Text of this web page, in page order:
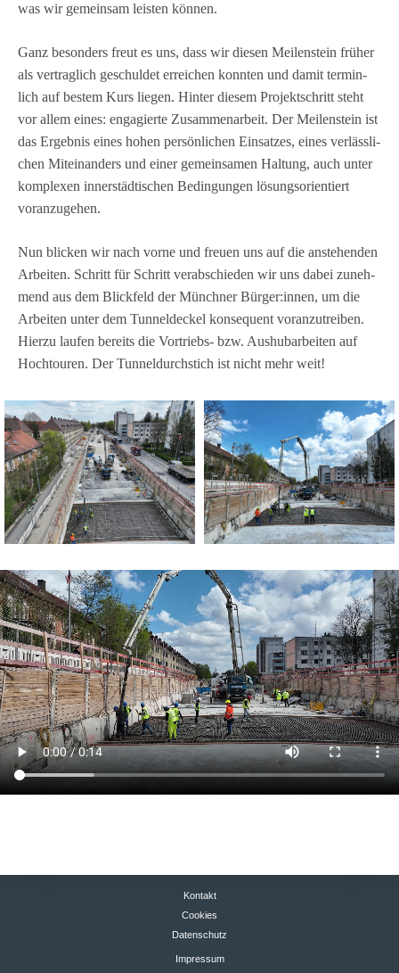
was wir gemein­sam leis­ten können.
Ganz beson­ders freut es uns, dass wir die­sen Mei­len­stein frü­her
als ver­trag­lich geschul­det errei­chen konn­ten und damit ter­min­
lich auf bes­tem Kurs lie­gen. Hin­ter die­sem Pro­jekt­schritt steht
vor allem eines: enga­gierte Zusam­men­ar­beit. Der Mei­len­stein ist
das Ergeb­nis eines hohen per­sön­li­chen Ein­sat­zes, eines ver­läss­li­
chen Mit­ein­an­ders und einer gemein­sa­men Hal­tung, auch unter
kom­ple­xen inner­städ­ti­schen Bedin­gun­gen lösungs­ori­en­tiert
voranzugehen.
Nun bli­cken wir nach vorne und freuen uns auf die anste­hen­den
Arbei­ten. Schritt für Schritt ver­ab­schie­den wir uns dabei zuneh­
mend aus dem Blick­feld der Münch­ner Bürger:innen, um die
Arbei­ten unter dem Tun­nel­de­ckel kon­se­quent vor­an­zu­trei­ben.
Hierzu lau­fen bereits die Vor­triebs- bzw. Aus­hub­ar­bei­ten auf
Hoch­tou­ren. Der Tun­nel­durch­stich ist nicht mehr weit!
Kontakt
Cookies
Datenschutz
Impressum